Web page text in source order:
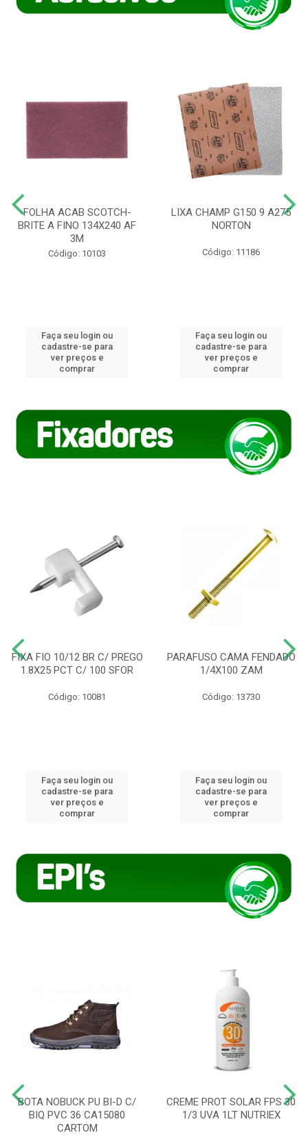
FOLHA ACAB SCOTCH-
BRITE A FINO 134X240 AF
3M
Código: 10103
Faça seu login ou
cadastre-se para
ver preços e
comprar
LIXA CHAMP G150 9 A275
NORTON
Código: 11186
Faça seu login ou
cadastre-se para
ver preços e
comprar
FIXA FIO 10/12 BR C/ PREGO
1.8X25 PCT C/ 100 SFOR
Código: 10081
Faça seu login ou
cadastre-se para
ver preços e
comprar
PARAFUSO CAMA FENDADO
1/4X100 ZAM
Código: 13730
Faça seu login ou
cadastre-se para
ver preços e
comprar
BOTA NOBUCK PU BI-D C/
BIQ PVC 36 CA15080
CARTOM
CREME PROT SOLAR FPS 30
1/3 UVA 1LT NUTRIEX